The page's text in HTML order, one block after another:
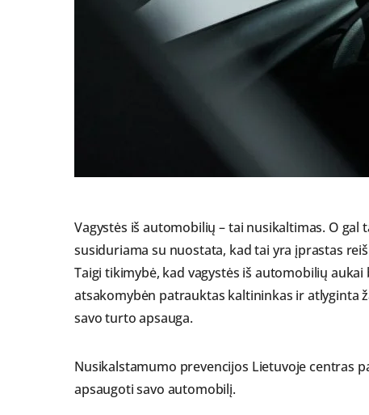
Vagystės iš automobilių – tai nusikaltimas. O gal
susiduriama su nuostata, kad tai yra įprastas
Taigi tikimybė, kad vagystės iš automobilių
atsakomybėn patrauktas kaltininkas ir atlyginta
savo turto apsauga.
Nusikalstamumo prevencijos Lietuvoje centras
apsaugoti savo automobilį.